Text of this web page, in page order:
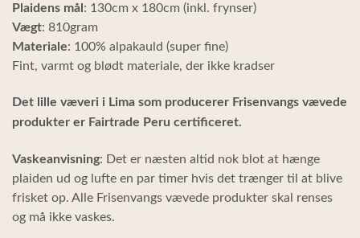
Plaidens mål : 130cm x 180cm (inkl. frynser)
Vægt: 810gram
Materiale: 100% alpakauld (super fine)
Fint, varmt og blødt materiale, der ikke kradser
Det lille væveri i Lima som producerer Frisenvangs vævede
produkter er Fairtrade Peru certificeret.
Vaskeanvisning: Det er næsten altid nok blot at hænge
plaiden ud og lufte en par timer hvis det trænger til at blive
frisket op. Alle Frisenvangs vævede produkter skal renses
og må ikke vaskes.